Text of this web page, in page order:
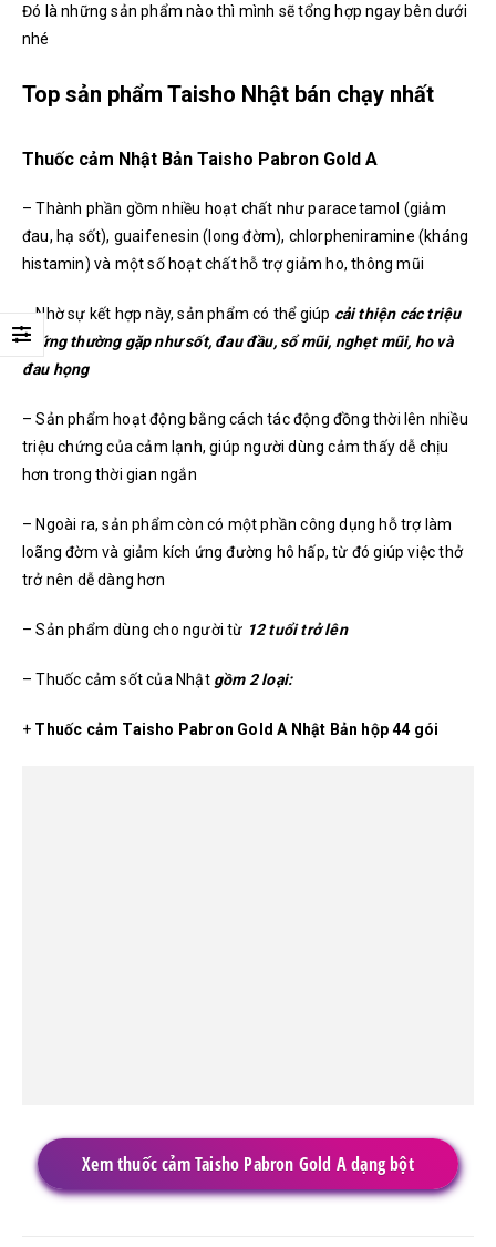
Đó là những sản phẩm nào thì mình sẽ tổng hợp ngay bên dưới
nhé
Top sản phẩm Taisho Nhật bán chạy nhất
Thuốc cảm Nhật Bản Taisho Pabron Gold A
– Thành phần gồm nhiều hoạt chất như paracetamol (giảm
đau, hạ sốt), guaifenesin (long đờm), chlorpheniramine (kháng
histamin) và một số hoạt chất hỗ trợ giảm ho, thông mũi
– Nhờ sự kết hợp này, sản phẩm có thể giúp cải thiện các triệu
chứng thường gặp như sốt, đau đầu, sổ mũi, nghẹt mũi, ho và
đau họng
– Sản phẩm hoạt động bằng cách tác động đồng thời lên nhiều
triệu chứng của cảm lạnh, giúp người dùng cảm thấy dễ chịu
hơn trong thời gian ngắn
– Ngoài ra, sản phẩm còn có một phần công dụng hỗ trợ làm
loãng đờm và giảm kích ứng đường hô hấp, từ đó giúp việc thở
trở nên dễ dàng hơn
– Sản phẩm dùng cho người từ 12 tuổi trở lên
– Thuốc cảm sốt của Nhật gồm 2 loại:
+ Thuốc cảm Taisho Pabron Gold A Nhật Bản hộp 44 gói
Xem thuốc cảm Taisho Pabron Gold A dạng bột